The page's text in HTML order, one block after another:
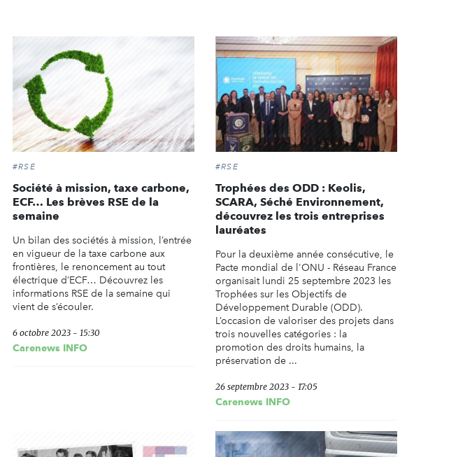
#RSE
Société à mission, taxe carbone,
ECF… Les brèves RSE de la
semaine
Un bilan des sociétés à mission, l’entrée
en vigueur de la taxe carbone aux
frontières, le renoncement au tout
électrique d’ECF… Découvrez les
informations RSE de la semaine qui
vient de s’écouler.
6 octobre 2023 - 15:30
Carenews INFO
#RSE
Trophées des ODD : Keolis,
SCARA, Séché Environnement,
découvrez les trois entreprises
lauréates
Pour la deuxième année consécutive, le
Pacte mondial de l'ONU - Réseau France
organisait lundi 25 septembre 2023 les
Trophées sur les Objectifs de
Développement Durable (ODD).
L’occasion de valoriser des projets dans
trois nouvelles catégories : la
promotion des droits humains, la
préservation de ...
26 septembre 2023 - 17:05
Carenews INFO